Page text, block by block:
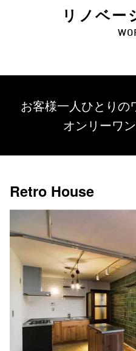
リノベー
お客様一人ひとりの
オンリーワ
Retro House